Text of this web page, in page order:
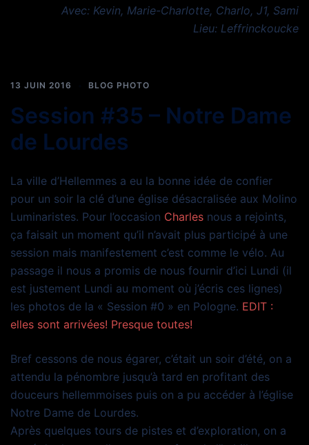
Avec: Kevin, Marie-Charlotte, Charlo, J1, Sami
Lieu: Leffrinckoucke
13 JUIN 2016 BLOG PHOTO
Session #35 – Notre Dame
de Lourdes
La ville d’Hellemmes a eu la bonne idée de confier
pour un soir la clé d’une église désacralisée aux Molino
Luminaristes. Pour l’occasion Charles nous a rejoints,
ça faisait un moment qu’il n’avait plus participé à une
session mais manifestement c’est comme le vélo. Au
passage il nous a promis de nous fournir d’ici Lundi (il
est justement Lundi au moment où j’écris ces lignes)
les photos de la « Session #0 » en Pologne. EDIT :
elles sont arrivées! Presque toutes!
Bref cessons de nous égarer, c’était un soir d’été, on a
attendu la pénombre jusqu’à tard en profitant des
douceurs hellemmoises puis on a pu accéder à l’église
Notre Dame de Lourdes.
Après quelques tours de pistes et d’exploration, on a